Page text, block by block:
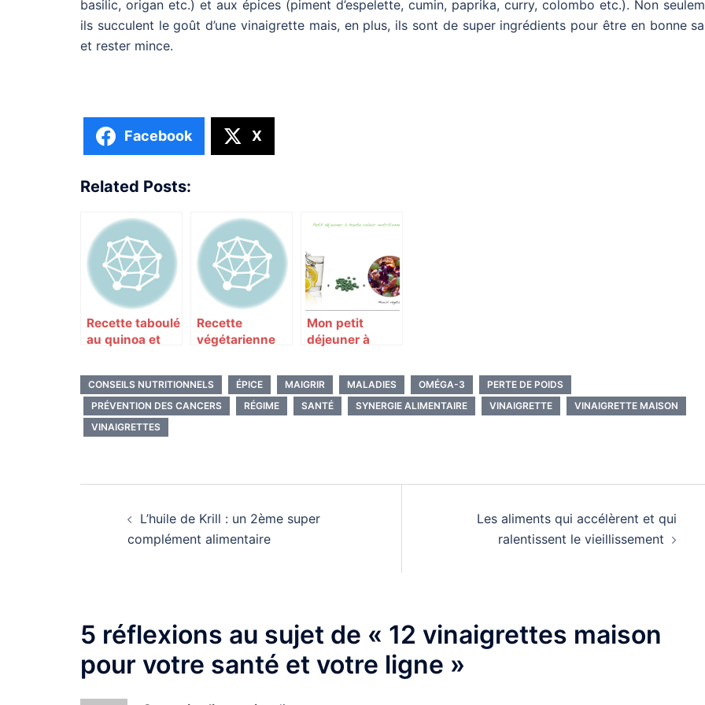
basilic, origan etc.) et aux épices (piment d’espelette, cumin, paprika, curry, colombo etc.). Non
ils succulent le goût d’une vinaigrette mais, en plus, ils sont de super ingrédients pour être en bonne
et rester mince.
Facebook X
Related Posts:
Recette taboulé
au quinoa et
Recette
végétarienne
Mon petit
déjeuner à
nutritionnelle
CONSEILS NUTRITIONNELS ÉPICE MAIGRIR MALADIES OMÉGA-3
PERTE DE POIDS
PRÉVENTION DES CANCERS
RÉGIME SANTÉ SYNERGIE ALIMENTAIRE VINAIGRETTE
VINAIGRETTE MAISON
VINAIGRETTES
d’article
L’huile de Krill : un 2ème super
complément alimentaire
Les aliments qui accélèrent et qui
ralentissent le vieillissement
5 réflexions au sujet de « 12 vinaigrettes maison
pour votre santé et votre ligne »